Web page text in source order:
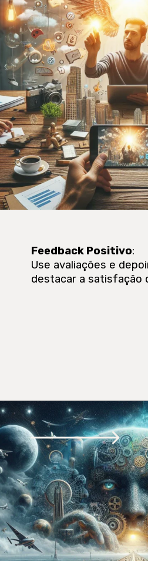
Feedback Positivo:
Use avaliações e
destacar a satisfação